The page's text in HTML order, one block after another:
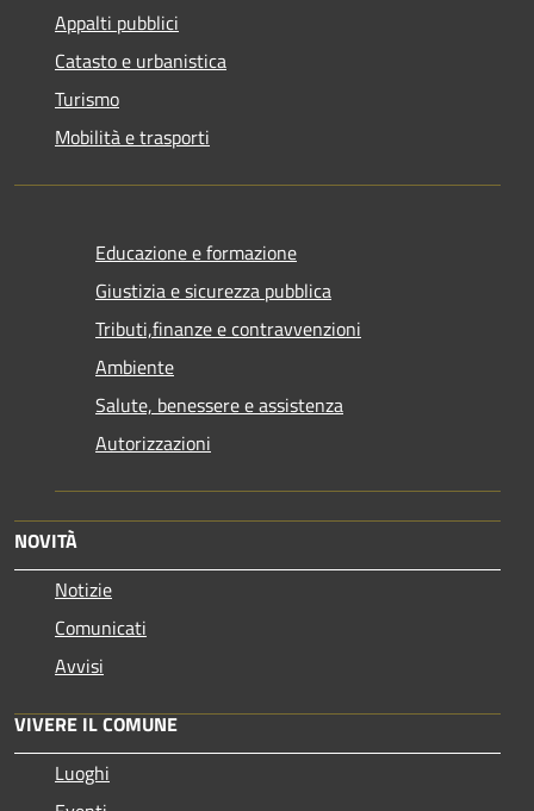
Appalti pubblici
Catasto e urbanistica
Turismo
Mobilità e trasporti
Educazione e formazione
Giustizia e sicurezza pubblica
Tributi,finanze e contravvenzioni
Ambiente
Salute, benessere e assistenza
Autorizzazioni
NOVITÀ
Notizie
Comunicati
Avvisi
VIVERE IL COMUNE
Luoghi